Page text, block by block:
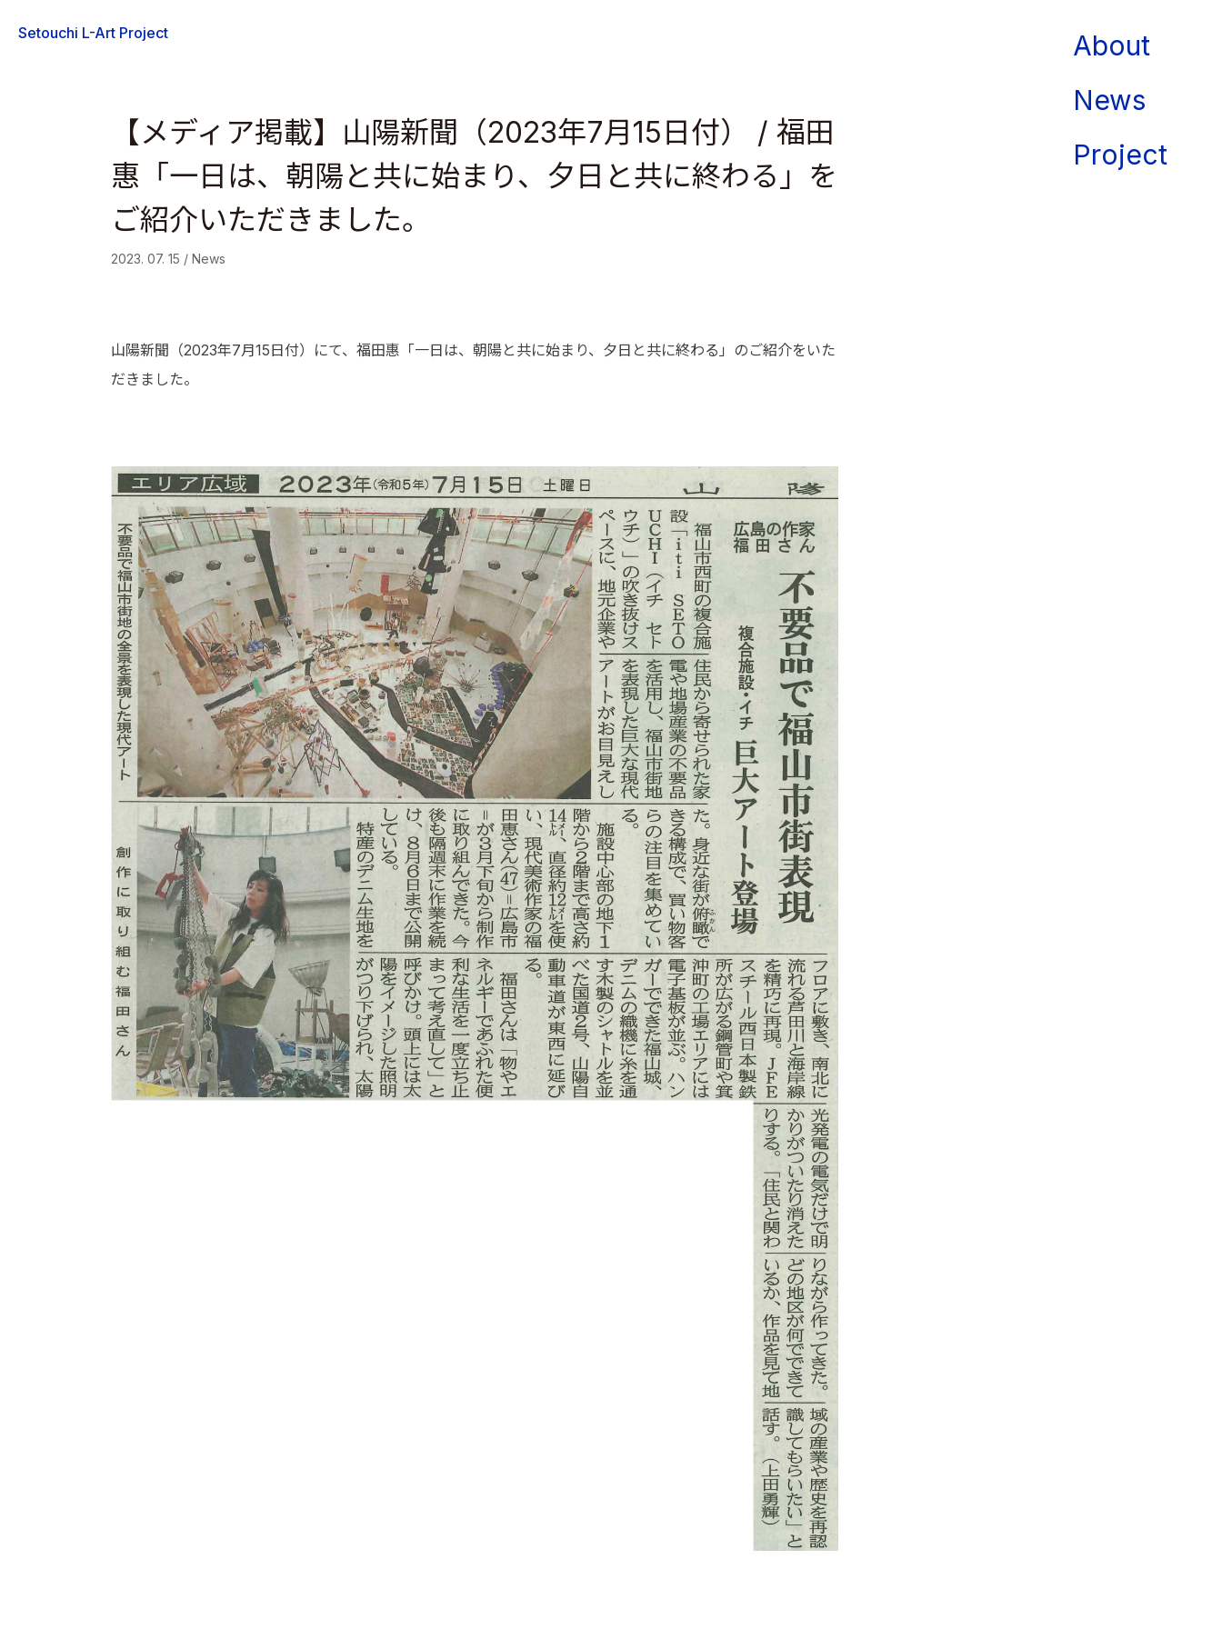
Setouchi L-Art Project
About
News
Project
【メディア掲載】山陽新聞（2023年7月15日付） / 福田
惠「一日は、朝陽と共に始まり、夕日と共に終わる」を
ご紹介いただきました。
2023. 07. 15 / News
山陽新聞（2023年7月15日付）にて、福田惠「一日は、朝陽と共に始まり、夕日と共に終わる」のご紹介をいた
だきました。